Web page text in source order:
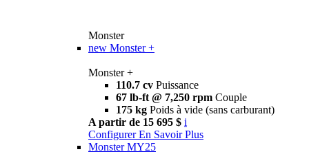
Monster
new Monster +
Monster +
110.7 cv Puissance
67 lb-ft @ 7,250 rpm Couple
175 kg Poids à vide (sans carburant)
A partir de 15 695 $ i
Configurer En Savoir Plus
Monster MY25